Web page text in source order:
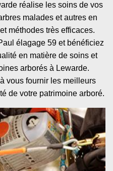
réalise les soins de vos
malades et autres en
méthodes très efficaces.
élagage 59 et bénéficiez
en matière de soins et
arborés à Lewarde.
vous fournir les meilleurs
de votre patrimoine arboré.